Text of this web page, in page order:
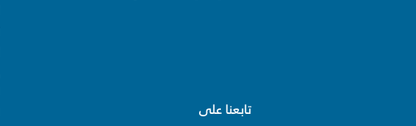
تابعنا على